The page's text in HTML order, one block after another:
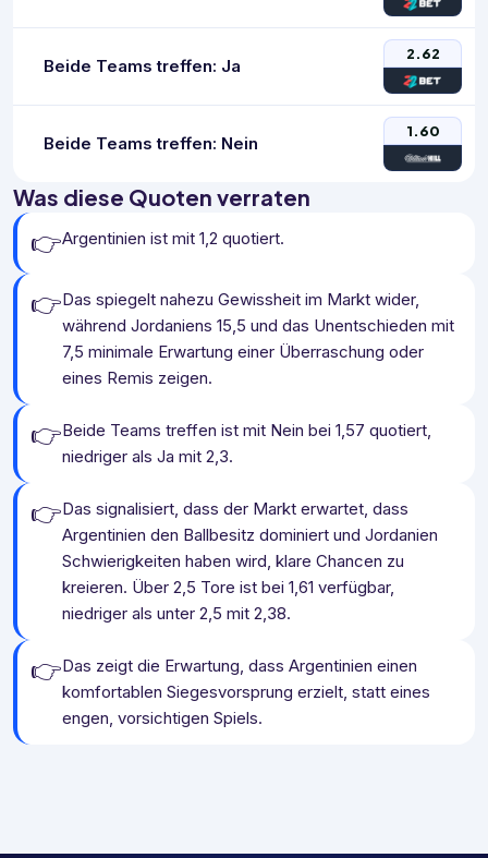
Beide Teams treffen: Ja
2.62
Beide Teams treffen: Nein
1.60
Was diese Quoten verraten
👉Argentinien ist mit 1,2 quotiert.
👉Das spiegelt nahezu Gewissheit im Markt wider,
während Jordaniens 15,5 und das Unentschieden mit
7,5 minimale Erwartung einer Überraschung oder
eines Remis zeigen.
👉Beide Teams treffen ist mit Nein bei 1,57 quotiert,
niedriger als Ja mit 2,3.
👉Das signalisiert, dass der Markt erwartet, dass
Argentinien den Ballbesitz dominiert und Jordanien
Schwierigkeiten haben wird, klare Chancen zu
kreieren. Über 2,5 Tore ist bei 1,61 verfügbar,
niedriger als unter 2,5 mit 2,38.
👉Das zeigt die Erwartung, dass Argentinien einen
komfortablen Siegesvorsprung erzielt, statt eines
engen, vorsichtigen Spiels.